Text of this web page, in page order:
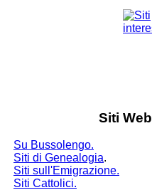
Siti
Su Bussolengo.
Siti di Genealogia.
Siti sull'Emigrazione.
Siti Cattolici.